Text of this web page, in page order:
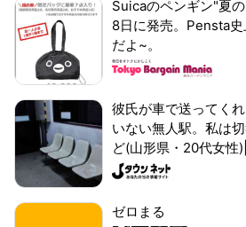
Suicaのペンギン"夏
8日に発売。Pensta
だよ~。
彼氏が車で送ってく
いない無人駅。私は
ど(山形県・20代女性
ゼロまる